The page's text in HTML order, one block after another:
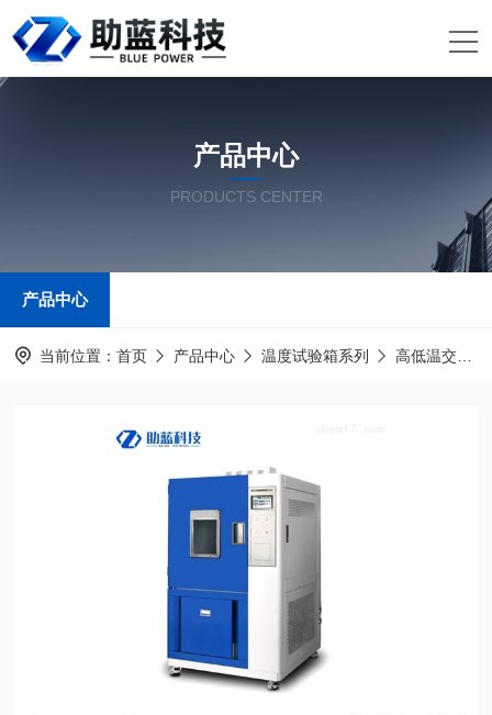
产品中心
PRODUCTS CENTER
产品中心
当前位置： 首页 产品中心 温度试验箱系列 高低温交变湿热试验箱